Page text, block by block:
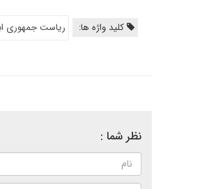
کلید واژه ها: ریاست جمهوری
نظر شما :